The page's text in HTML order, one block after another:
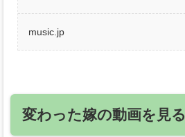
music.jp
変わった嫁の動画を見る